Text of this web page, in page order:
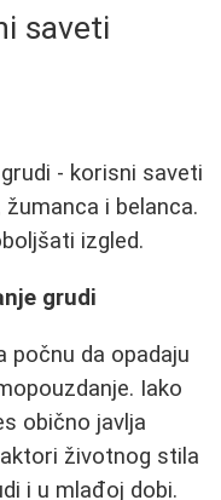
saveti
- korisni saveti
i belanca.
izgled.
grudi
počnu da opadaju
Iako
obično javlja
životnog stila
i u mlađoj dobi.